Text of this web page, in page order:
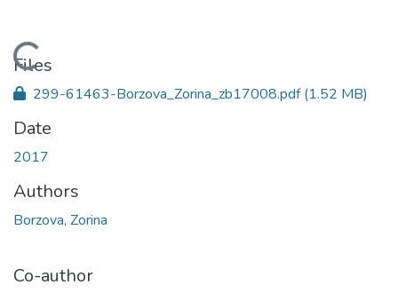
Loading...
Files
299-61463-Borzova_Zorina_zb17008.pdf(1.52 MB)
Date
2017
Authors
Borzova, Zorina
Co-author